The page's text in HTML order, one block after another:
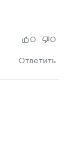
Ответить
0 0